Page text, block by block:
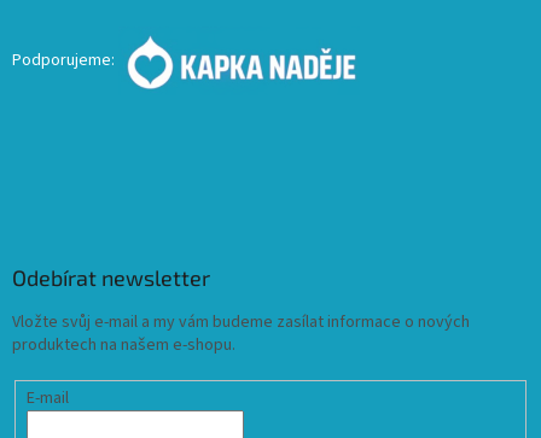
Podporujeme:
Odebírat newsletter
Vložte svůj e-mail a my vám budeme zasílat informace o nových
produktech na našem e-shopu.
E-mail